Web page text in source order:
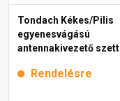
Tondach Kékes/Pilis
egyenesvágású
antennakivezető szett
Rendelésre